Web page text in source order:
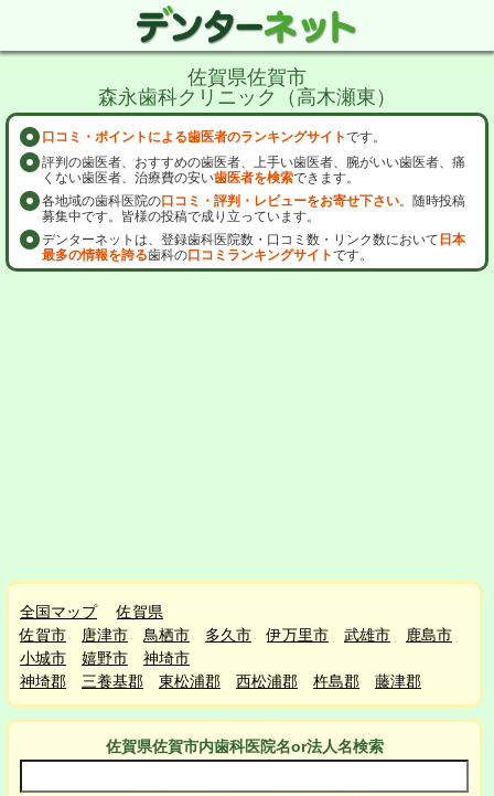
佐賀県佐賀市
森永歯科クリニック（高木瀬東）
口コミ・ポイントによる歯医者のランキングサイトです。
評判の歯医者、おすすめの歯医者、上手い歯医者、腕がいい歯医者、痛
くない歯医者、治療費の安い歯医者を検索できます。
各地域の歯科医院の口コミ・評判・レビューをお寄せ下さい。随時投稿
募集中です。皆様の投稿で成り立っています。
デンターネットは、登録歯科医院数・口コミ数・リンク数において 日本
最多の情報を誇る歯科の口コミランキングサイトです。
全国マップ
佐賀県
佐賀市
唐津市 鳥栖市 多久市 伊万里市 武雄市
鹿島市
小城市
嬉野市
神埼市
神埼郡
三養基郡 東松浦郡 西松浦郡 杵島郡 藤津郡
佐賀県佐賀市内歯科医院名or法人名検索